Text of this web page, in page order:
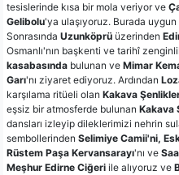
tesislerinde kısa bir mola veriyor ve
Gelibolu'ya ulaşıyoruz. Burada
Sonrasında Uzunköprü üzerinden
Osmanlı'nın başkenti ve tarihî
kasabasında bulunan ve Mimar
Garı'nı ziyaret ediyoruz. Ardından
karşılama ritüeli olan Kakava
eşsiz bir atmosferde bulunan Kakava
dansları izleyip dileklerimizi nehrin
sembollerinden Selimiye Camii'ni,
Rüstem Paşa Kervansarayı'nı ve
Meşhur Edirne Ciğeri ile alıyoruz ve